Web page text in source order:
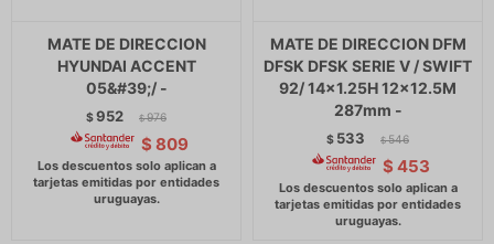
MATE DE DIRECCION
HYUNDAI ACCENT
05&#39;/ -
$952 $ 976
$ 809
MATE DE DIRECCION DFM
DFSK DFSK SERIE V / SWIFT
92/ 14x1.25H 12x12.5M
287mm -
$ 533 $ 546
$ 453